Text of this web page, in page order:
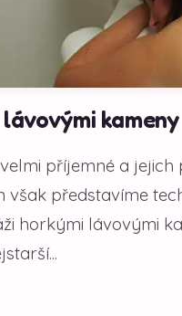
kameny
příjemné a
však představíme
horkými lávovými